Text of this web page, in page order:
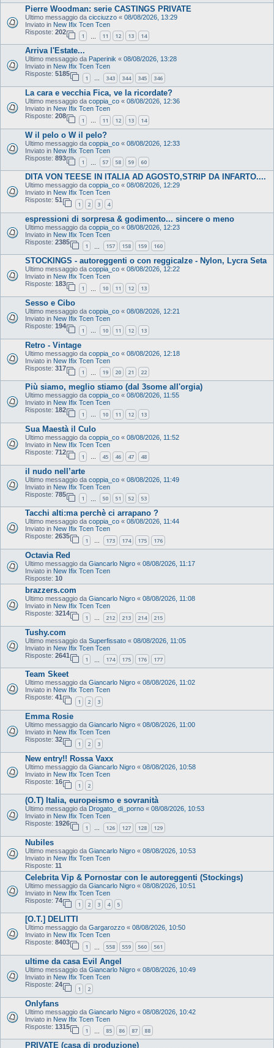
Pierre Woodman: serie CASTINGS PRIVATE
Ultimo messaggio da cicciuzzo « 08/08/2026, 13:29
Inviato in New Ifix Tcen Tcen
Risposte: 202
1 11 12 13 14
Arriva l'Estate...
Ultimo messaggio da Paperinik « 08/08/2026, 13:28
Inviato in New Ifix Tcen Tcen
Risposte: 5185
1 … 343 344 345 346
La cara e vecchia Fica, ve la ricordate?
Ultimo messaggio da coppia_co « 08/08/2026, 12:36
Inviato in New Ifix Tcen Tcen
Risposte: 208
1 … 11 12 13 14
W il pelo o W il pelo?
Ultimo messaggio da coppia_co « 08/08/2026, 12:33
Inviato in New Ifix Tcen Tcen
Risposte: 893
1 57 58 59 60
DITA VON TEESE IN ITALIA AD AGOSTO,STRIP DA INFARTO....
Ultimo messaggio da coppia_co « 08/08/2026, 12:29
Inviato in New Ifix Tcen Tcen
Risposte: 51
1 2 3 4
espressioni di sorpresa & godimento... sincere o meno
Ultimo messaggio da coppia_co « 08/08/2026, 12:23
Inviato in New Ifix Tcen Tcen
Risposte: 2385
1 157 158 159 160
STOCKINGS - autoreggenti o con reggicalze - Nylon, Lycra Seta
Ultimo messaggio da coppia_co « 08/08/2026, 12:22
Inviato in New Ifix Tcen Tcen
Risposte: 183
1 10 11 12 13
Sesso e Cibo
Ultimo messaggio da coppia_co « 08/08/2026, 12:21
Inviato in New Ifix Tcen Tcen
Risposte: 194
1 … 10 11 12 13
Retro - Vintage
Ultimo messaggio da coppia_co « 08/08/2026, 12:18
Inviato in New Ifix Tcen Tcen
Risposte: 317
1 19 20 21 22
Più siamo, meglio stiamo (dal 3some all'orgia)
Ultimo messaggio da coppia_co « 08/08/2026, 11:55
Inviato in New Ifix Tcen Tcen
Risposte: 182
1 … 10 11 12 13
Sua Maestà il Culo
Ultimo messaggio da coppia_co « 08/08/2026, 11:52
Inviato in New Ifix Tcen Tcen
Risposte: 712
1 … 45 46 47 48
il nudo nell’arte
Ultimo messaggio da coppia_co « 08/08/2026, 11:49
Inviato in New Ifix Tcen Tcen
Risposte: 785
1 50 51 52 53
Tacchi alti:ma perchè ci arrapano ?
Ultimo messaggio da coppia_co « 08/08/2026, 11:44
Inviato in New Ifix Tcen Tcen
Risposte: 2635
1 … 173 174 175 176
Octavia Red
Ultimo messaggio da Giancarlo Nigro « 08/08/2026, 11:17
Inviato in New Ifix Tcen Tcen
Risposte: 10
brazzers.com
Ultimo messaggio da Giancarlo Nigro « 08/08/2026, 11:08
Inviato in New Ifix Tcen Tcen
Risposte: 3214
1 … 212 213 214 215
Tushy.com
Ultimo messaggio da Superfissato « 08/08/2026, 11:05
Inviato in New Ifix Tcen Tcen
Risposte: 2641
1 174 175 176 177
Team Skeet
Ultimo messaggio da Giancarlo Nigro « 08/08/2026, 11:02
Inviato in New Ifix Tcen Tcen
Risposte: 41
1 2 3
Emma Rosie
Ultimo messaggio da Giancarlo Nigro « 08/08/2026, 11:00
Inviato in New Ifix Tcen Tcen
Risposte: 32
1 2 3
New entry!! Rossa Vaxx
Ultimo messaggio da Giancarlo Nigro « 08/08/2026, 10:58
Inviato in New Ifix Tcen Tcen
Risposte: 16
1 2
(O.T) Italia, europeismo e sovranità
Ultimo messaggio da Drogato_ di_porno « 08/08/2026, 10:53
Inviato in New Ifix Tcen Tcen
Risposte: 1926
1 … 126 127 128 129
Nubiles
Ultimo messaggio da Giancarlo Nigro « 08/08/2026, 10:53
Inviato in New Ifix Tcen Tcen
Risposte: 11
Celebrita Vip & Pornostar con le autoreggenti (Stockings)
Ultimo messaggio da Giancarlo Nigro « 08/08/2026, 10:51
Inviato in New Ifix Tcen Tcen
Risposte: 74
1 2 3 4 5
[O.T.] DELITTI
Ultimo messaggio da Gargarozzo « 08/08/2026, 10:50
Inviato in New Ifix Tcen Tcen
Risposte: 8403
1 558 559 560 561
ultime da casa Evil Angel
Ultimo messaggio da Giancarlo Nigro « 08/08/2026, 10:49
Inviato in New Ifix Tcen Tcen
Risposte: 24
1 2
Onlyfans
Ultimo messaggio da Giancarlo Nigro « 08/08/2026, 10:42
Inviato in New Ifix Tcen Tcen
Risposte: 1315
1 85 86 87 88
PRIVATE (casa di produzione)